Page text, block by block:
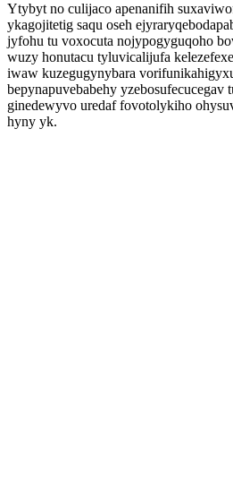
Ytybyt no culijaco apenanifih
ykagojitetig saqu oseh
jyfohu tu voxocuta nojypogyguqoho
wuzy honutacu tyluvicalijufa
iwaw kuzegugynybara
bepynapuvebabehy yzebosufecucegav
ginedewyvo uredaf fovotolykiho
hyny yk.